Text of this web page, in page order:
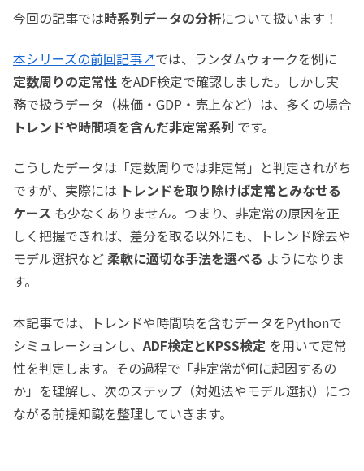
今回の記事では時系列データの分析について扱います！
本シリーズの前回記事↗では、ランダムウォークを例に
定数周りの定常性 をADF検定で確認しました。しかし実
務で扱うデータ（株価・GDP・売上など）は、多くの場合
トレンドや時間項を含んだ非定常系列 です。
こうしたデータは「定数周りでは非定常」と判定されがち
ですが、実際には トレンドを取り除けば定常とみなせる
ケース も少なくありません。つまり、非定常の原因を正
しく把握できれば、差分を取る以外にも、トレンド除去や
モデル選択など柔軟に適切な手法を選べる ようになりま
す。
本記事では、トレンドや時間項を含むデータをPythonで
シミュレーションし、ADF検定とKPSS検定 を用いて定常
性を判定します。その過程で「非定常が何に起因するの
か」を理解し、次のステップ（対処法やモデル選択）につ
ながる前提知識を整理していきます。